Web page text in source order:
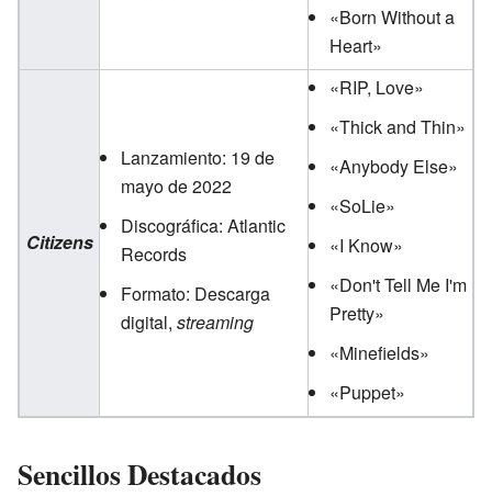
«Born Without a
Heart»
Citizens
Lanzamiento: 19 de
mayo de 2022
Discográfica: Atlantic
Records
Formato: Descarga
digital,streaming
«RIP, Love»
«Thick and Thin»
«Anybody Else»
«SoLie»
«I Know»
«Don't Tell Me I'm
Pretty»
«Minefields»
«Puppet»
Sencillos Destacados